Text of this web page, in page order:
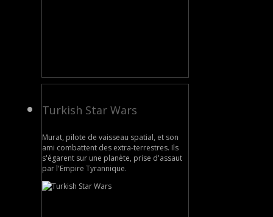
Turkish Star Wars
Murat, pilote de vaisseau spatial, et son
ami combattent des extra-terrestres. Ils
s'égarent sur une planète, prise d'assaut
par l'Empire Tyrannique.